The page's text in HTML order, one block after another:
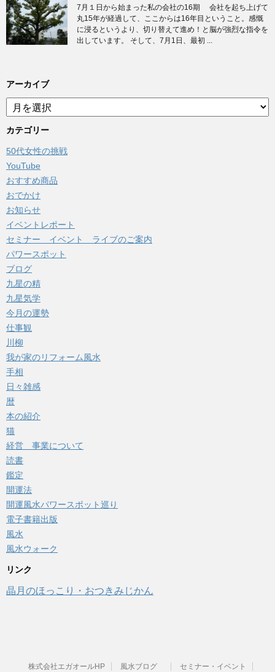
7月１日から始まった私の会社の16期 会社を起ち上げて
丸15年が経過して、ここからは16年目ということ。感慨
に浸るというより、切り替えて進め！と脳が強烈な指令を
出しています。 そして、7月1日、最初 ...
アーカイブ
ア
ー
カ
ブ
カテゴリー
50代女性の挑戦
YouTube
おすすめ商品
おでかけ
お知らせ
イベントレポート
セミナー イベント ライブのご案内
パワースポット
ブログ
九星の精
九星気学
今月の運勢
仕事観
川柳
我が家のリフォーム風水
手相
日々雑感
暦
本の紹介
猫
経営 事業について
読書
鑑定
開運法
開運風水パワースポット巡り
電子書籍出版
風水
風水ウォーク
リンク
晶月のほっこり・おつきみじかん
株式会社エガオールHP 風水ブログ セミナー・イベント